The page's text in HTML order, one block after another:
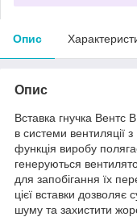
Опис
Опис
Вставка гнучка Вентс
в системи вентиляції
функція виробу
генеруються
для запобігання їх
цієї вставки дозволяє
шуму та захистити